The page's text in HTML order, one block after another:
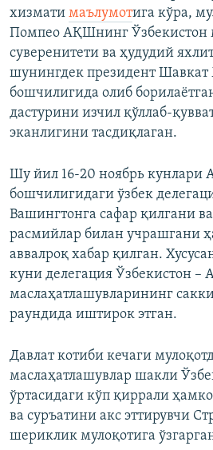
хизмати маълумотига кўра,
Помпео АҚШнинг Ўзбекистон
суверенитети ва ҳудудий
шунингдек президент Шавкат
бошчилигида олиб
дастурини изчил қўллаб-
эканлигини тасдиқлаган.
Шу йил 16-20 ноябрь кунлари
бошчилигидаги ўзбек
Вашингтонга сафар қилгани
расмийлар билан учрашгани
аввалроқ хабар қилган.
куни делегация Ўзбекистон
маслаҳатлашувларининг
раундида иштирок этган.
Давлат котиби кечаги
маслаҳатлашувлар шакли
ўртасидаги кўп қиррали
ва суръатини акс эттирувчи
шериклик мулоқотига